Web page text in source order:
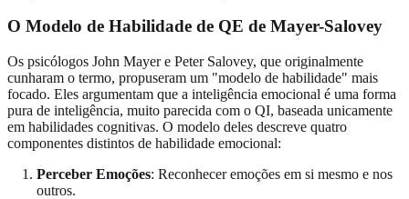
O Modelo de Habilidade de QE de Mayer-Salovey
Os psicólogos John Mayer e Peter Salovey, que originalmente
cunharam o termo, propuseram um "modelo de habilidade" mais
focado. Eles argumentam que a inteligência emocional é uma forma
pura de inteligência, muito parecida com o QI, baseada unicamente
em habilidades cognitivas. O modelo deles descreve quatro
componentes distintos de habilidade emocional:
Perceber Emoções: Reconhecer emoções em si mesmo e nos
outros.